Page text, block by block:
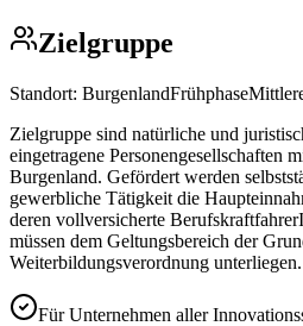
Zielgruppe
Standort: BurgenlandFrühphase
Zielgruppe sind natürliche und
eingetragene Personengesellschaften
Burgenland. Gefördert werden
gewerbliche Tätigkeit die
deren vollversicherte
müssen dem Geltungsbereich der
Weiterbildungsverordnung unterliegen.
Für Unternehmen aller